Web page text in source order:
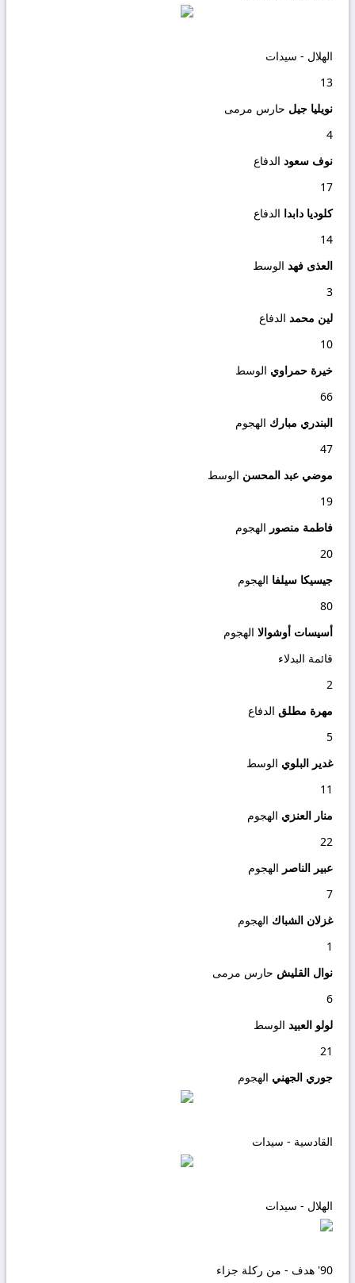
الهلال - سيدات
13
نويليا جيل حارس مرمى
4
نوف سعود الدفاع
17
كلوديا دابدا الدفاع
14
العذى فهد الوسط
3
لين محمد الدفاع
10
خيرة حمراوي الوسط
66
البندري مبارك الهجوم
47
موضي عبد المحسن الوسط
19
فاطمة منصور الهجوم
20
جيسيكا سيلفا الهجوم
80
أسيسات أوشوالا الهجوم
قائمة البدلاء
2
مهرة مطلق الدفاع
5
غدير البلوي الوسط
11
منار العنزي الهجوم
22
عبير الناصر الهجوم
7
غزلان الشباك الهجوم
1
نوال القليش حارس مرمى
6
لولو العبيد الوسط
21
جوري الجهني الهجوم
القادسية - سيدات
الهلال - سيدات
90' هدف - من ركلة جزاء